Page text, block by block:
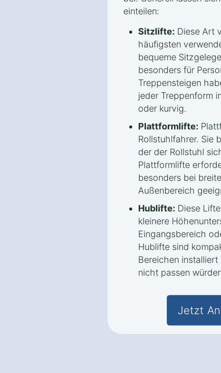
einteilen:
Sitzlifte: Diese Art
häufigsten
bequeme
besonders für
Treppensteigen
jeder Treppenform
oder kurvig.
Plattformlifte:
Rollstuhlfahrer. Sie
der der Rollstuhl
Plattformlifte
besonders bei
Außenbereich
Hublifte: Diese
kleinere
Eingangsbereich
Hublifte sind
Bereichen
nicht passen
Jetzt